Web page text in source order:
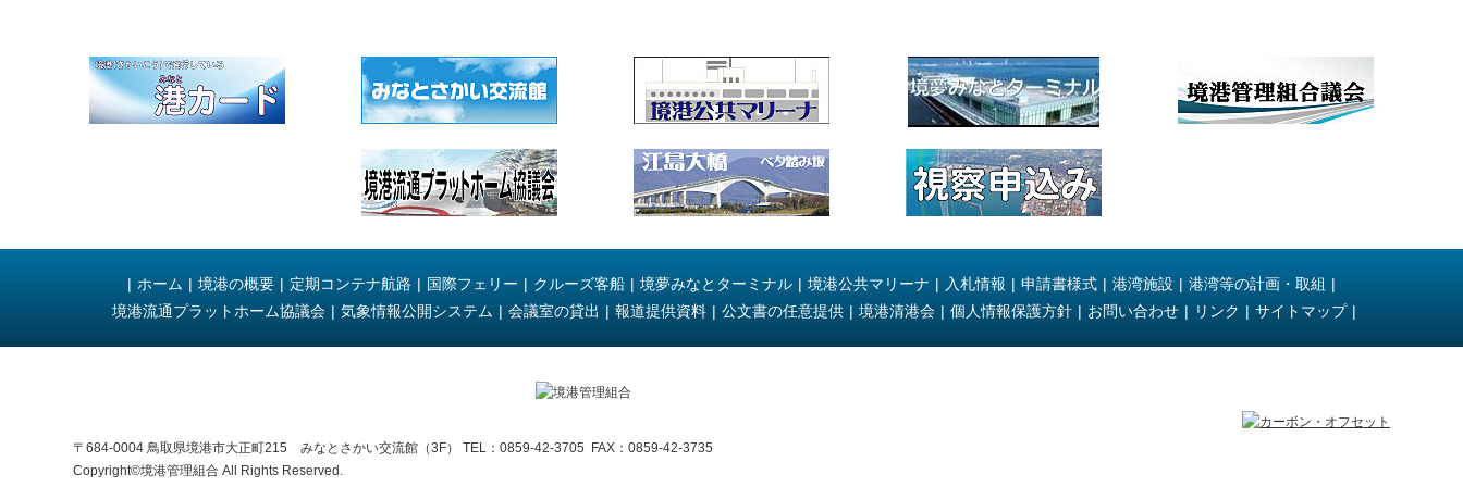
| ホーム | 境港の概要 | 定期コンテナ航路 | 国際フェリー | クルーズ客船 | 境夢みなとターミナル | 境港公共マリーナ | 入札情報 | 申請書様式 | 港湾施設 | 港湾等の計画・取組 |
境港流通プラットホーム協議会 | 気象情報公開システム | 会議室の貸出 | 報道提供資料 | 公文書の任意提供 | 境港清港会 | 個人情報保護方針 | お問い合わせ | リンク | サイトマップ |
〒684-0004 鳥取県境港市大正町215 みなとさかい交流館（3F） TEL：0859-42-3705 FAX：0859-42-3735
Copyright©境港管理組合 All Rights Reserved.